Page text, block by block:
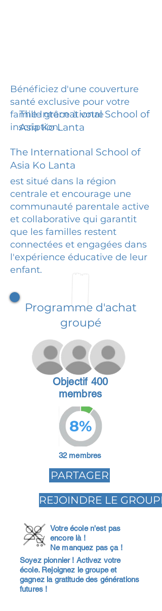
Bénéficiez d'une couverture
santé exclusive pour votre
famille grâce à votre
inscription.
The International School of
Asia Ko Lanta
The International School of
Asia Ko Lanta
est situé dans la région
centrale et encourage une
communauté parentale active
et collaborative qui garantit
que les familles restent
connectées et engagées dans
l'expérience éducative de leur
enfant.
Programme d'achat
groupé
Objectif 400
membres
8%
32 membres
PARTAGER
REJOINDRE LE GROUPE
Votre école n'est pas
encore là !
Ne manquez pas ça !
Soyez pionnier ! Activez votre
école. Rejoignez le groupe et
gagnez la gratitude des générations
futures !